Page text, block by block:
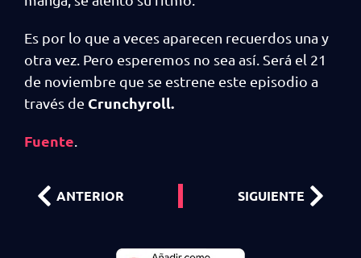
Es por lo que a veces aparecen recuerdos una y
otra vez. Pero esperemos no sea así. Será el 21
de noviembre que se estrene este episodio a
través de Crunchyroll.
Fuente
ANTERIOR SIGUIENTE